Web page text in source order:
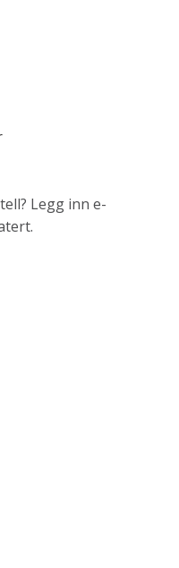
Legg inn e-